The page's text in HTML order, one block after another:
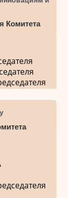
Комитета